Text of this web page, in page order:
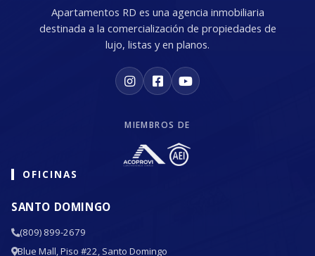
Apartamentos RD es una agencia inmobiliaria
destinada a la comercialización de propiedades de
lujo, listas y en planos.
MIEMBROS DE
OFICINAS
SANTO DOMINGO
(809) 899-2679
Blue Mall, Piso #22, Santo Domingo